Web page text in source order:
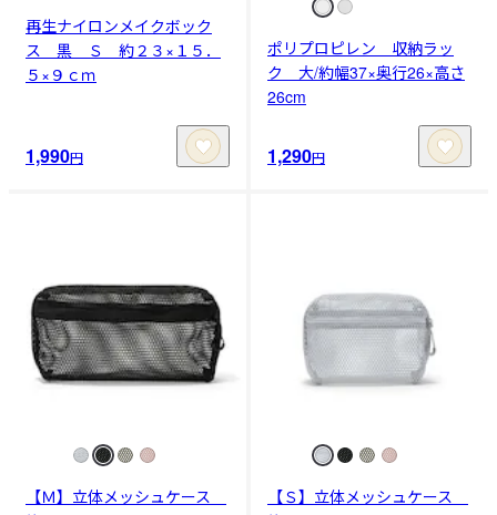
再生ナイロンメイクボック
ス 黒 Ｓ 約２３×１５．
５×９ｃｍ
1,990円
ポリプロピレン 収納ラッ
ク 大/約幅37×奥行26×高さ
26cm
1,290円
【Ｍ】立体メッシュケース
【Ｓ】立体メッシュケース